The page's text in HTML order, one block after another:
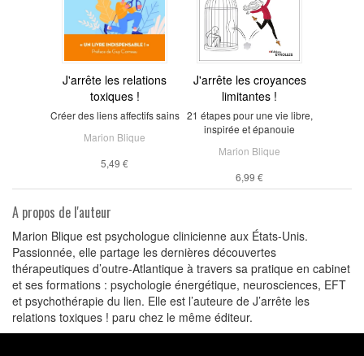
J'arrête les relations
toxiques !
Créer des liens affectifs sains
Marion Blique
5,49 €
J'arrête les croyances
limitantes !
21 étapes pour une vie libre,
inspirée et épanouie
Marion Blique
6,99 €
A propos de l'auteur
Marion Blique est psychologue clinicienne aux États-Unis.
Passionnée, elle partage les dernières découvertes
thérapeutiques d’outre-Atlantique à travers sa pratique en cabinet
et ses formations : psychologie énergétique, neurosciences, EFT
et psychothérapie du lien. Elle est l’auteure de J’arrête les
relations toxiques ! paru chez le même éditeur.